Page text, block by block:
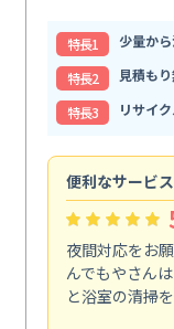
特⻑1
少量か
特⻑2
見積も
特⻑3
リサイ
便利なサービス
夜間対応をお
んでもやさん
と浴室の清掃を